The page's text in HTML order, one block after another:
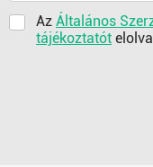
Az Általános
tájékoztatót